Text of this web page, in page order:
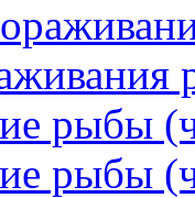
рыбы
рыбы